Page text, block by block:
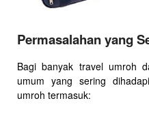
Permasalahan yang
Bagi banyak travel umroh
umum yang sering
umroh termasuk: